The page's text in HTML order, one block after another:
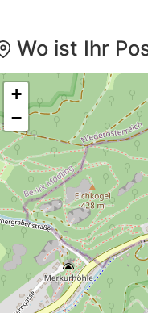
Wo ist Ihr
+
−